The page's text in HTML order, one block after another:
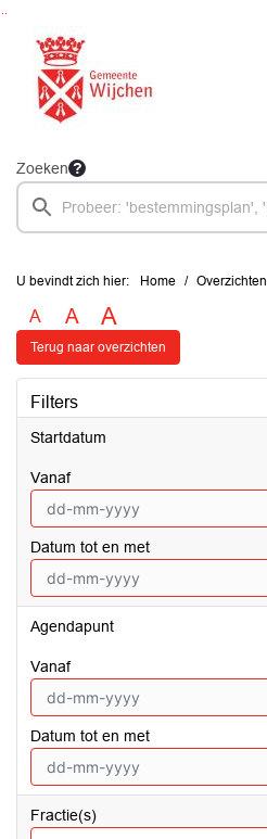
Ga naar de inhoud van deze pagina
Ga naar het zoeken
Ga naar het menu
Zoeken
U bevindt zich hier: Home Overzichten
A A A
Terug naar overzichten
Filters
Startdatum
vanaf
Datum tot en met
Agendapunt
vanaf
Datum tot en met
Fractie(s)